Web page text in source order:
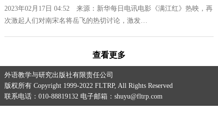
2023年02月17日 04:52 来源：新华每日电讯电影《满江红》热映，再
次激起人们对南宋名将岳飞的热切讨论，激发…
查看更多
外语教学与研究出版社有限责任公司
版权所有 Copyright 1999-2022 FLTRP, All Rights Reserved
联系电话：010-88819132 电子邮箱：shuyu@fltrp.com